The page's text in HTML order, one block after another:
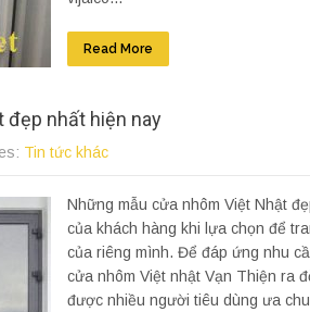
Read More
đẹp nhất hiện nay
Tin tức khác
Những mẫu cửa nhôm Việt Nhật
của khách hàng khi lựa chọn để
của riêng mình. Để đáp ứng nhu
cửa nhôm Việt nhật Vạn Thiện ra
được nhiều người tiêu dùng ưa